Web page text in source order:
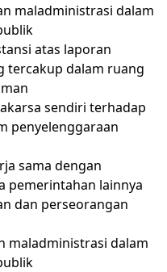
maladministrasi dalam
atas laporan
tercakup dalam ruang
sendiri terhadap
penyelenggaraan
sama dengan
pemerintahan lainnya
dan perseorangan
maladministrasi dalam